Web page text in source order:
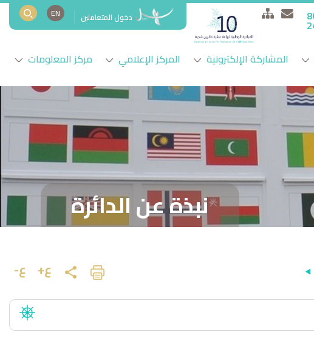
دخول المتعاملين EN
المشاركة الإلكترونية المركز الإعلامي مركز المعلومات
نبذة عن الدائرة
ع+ ع-